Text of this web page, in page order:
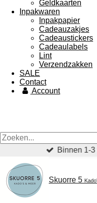
Geldkaarten
Inpakwaren
Inpakpapier
Cadeauzakjes
Cadeaustickers
Cadeaulabels
Lint
Verzendzakken
SALE
Contact
Account
Binnen 1-
Skuorre 5